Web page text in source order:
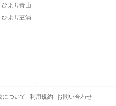
ひより青山
ひより芝浦
について 利用規約 お問い合わせ